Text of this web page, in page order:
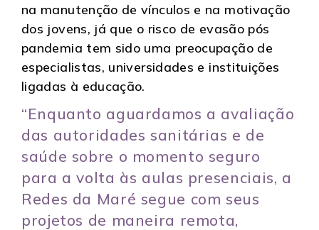
na manutenção de vínculos e na motivação
dos jovens, já que o risco de evasão pós
pandemia tem sido uma preocupação de
especialistas, universidades e instituições
ligadas à educação.
“Enquanto aguardamos a avaliação
das autoridades sanitárias e de
saúde sobre o momento seguro
para a volta às aulas presenciais, a
Redes da Maré segue com seus
projetos de maneira remota,